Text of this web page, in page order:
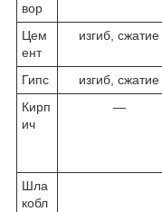
вор
Цем
ент
изгиб, сжатие
Гипс изгиб, сжатие
Кирп
ич
—
Шла
кобл